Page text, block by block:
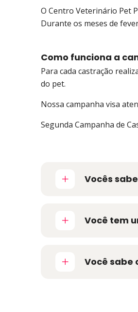
O Centro Veterinário Pet
Durante os meses de
Como funciona a
Para cada castração
do pet.
Nossa campanha visa
Segunda Campanha de
Vocês
Você tem
Você sabe